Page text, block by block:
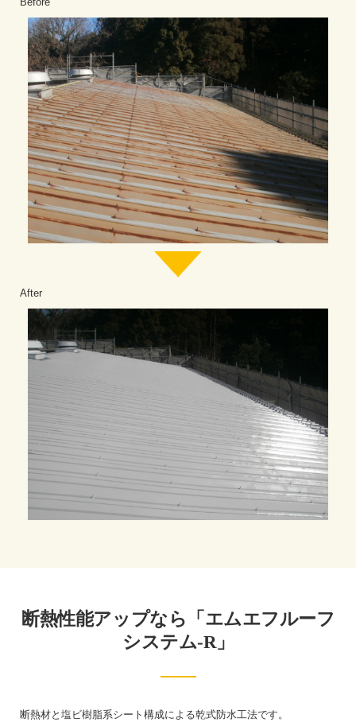
After
断熱性能アップなら「エムエフルーフ
システム-R」
断熱材と塩ビ樹脂系シート構成による乾式防水工法です。